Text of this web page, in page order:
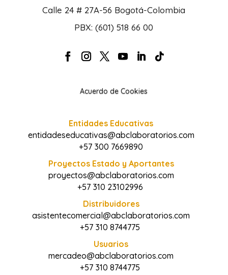
Calle 24 # 27A-56 Bogotá-Colombia
PBX: (601) 518 66 00
Acuerdo de Cookies
Entidades Educativas
entidadeseducativas@abclaboratorios.com
+57 300 7669890
Proyectos Estado y Aportantes
proyectos@abclaboratorios.com
+57 310 23102996
Distribuidores
asistentecomercial@abclaboratorios.com
+57 310 8744775
Usuarios
mercadeo@abclaboratorios.com
+57 310 8744775